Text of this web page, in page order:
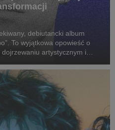
debiutancki album
To wyjątkowa opowieść o
dojrzewaniu artystycznym i